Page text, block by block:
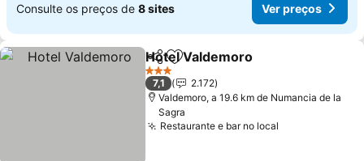
Consulte os preços de 8 sites Ver preços
PartilharAdicionar aos favoritos
Hotel Valdemoro
3 Estrelas
7,1
2.172
Valdemoro, a 19.6 km de Numancia de la
Sagra
Restaurante e bar no local